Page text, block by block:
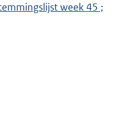
week 45 ;